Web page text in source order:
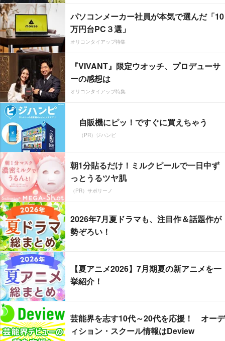
パソコンメーカー社員が本気で選んだ「10
万円台PC３選」
オリコンタイアップ特集
『VIVANT』限定ウオッチ、プロデューサ
ーの感想は
オリコンタイアップ特集
自販機にピッ！ですぐに買えちゃう
（PR）ジハンピ
朝1分貼るだけ！ミルクピールで一日中ず
っとうるツヤ肌
（PR）サボリーノ
2026年7月夏ドラマも、注目作＆話題作が
勢ぞろい！
【夏アニメ2026】7月期夏の新アニメを一
挙紹介！
芸能界を志す10代～20代を応援！ オーデ
ィション・スクール情報はDeview